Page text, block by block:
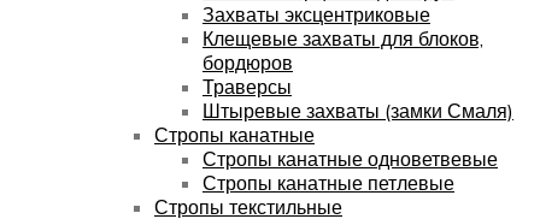
Захваты эксцентриковые
Клещевые захваты для блоков,
бордюров
Траверсы
Штыревые захваты (замки Смаля)
Стропы канатные
Стропы канатные одноветвевые
Стропы канатные петлевые
Стропы текстильные